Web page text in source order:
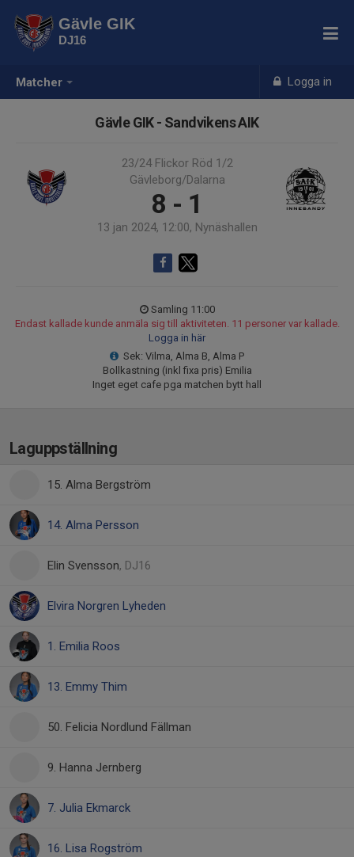
Matcher Logga in
Gävle GIK
DJ16
Gävle GIK - Sandvikens AIK
23/24 Flickor Röd 1/2
Gävleborg/Dalarna
8 - 1
13 jan 2024, 12:00, Nynäshallen
Samling 11:00
Endast kallade kunde anmäla sig till aktiviteten. 11 personer var kallade.
Logga in här
Sek: Vilma, Alma B, Alma P
Bollkastning (inkl fixa pris) Emilia
Inget eget cafe pga matchen bytt hall
Laguppställning
15. Alma Bergström
14. Alma Persson
Elin Svensson, DJ16
Elvira Norgren Lyheden
1. Emilia Roos
13. Emmy Thim
50. Felicia Nordlund Fällman
9. Hanna Jernberg
7. Julia Ekmarck
16. Lisa Rogström